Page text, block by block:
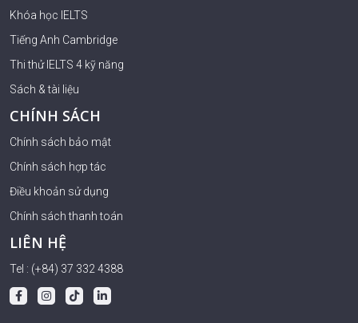
Khóa học IELTS
Tiếng Anh Cambridge
Thi thử IELTS 4 kỹ năng
Sách & tài liệu
CHÍNH SÁCH
Chính sách bảo mật
Chính sách hợp tác
Điều khoản sử dụng
Chính sách thanh toán
LIÊN HỆ
Tel : (+84) 37 332 4388